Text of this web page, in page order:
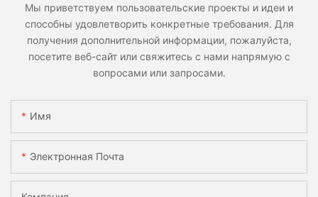
Мы приветствуем пользовательские проекты и идеи и
способны удовлетворить конкретные требования. Для
получения дополнительной информации, пожалуйста,
посетите веб-сайт или свяжитесь с нами напрямую с
вопросами или запросами.
Имя
Электронная Почта